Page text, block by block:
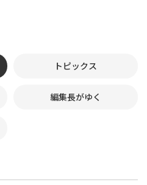
トピックス
編集長がゆく